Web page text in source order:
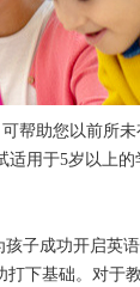
帮助您以前所
用于5岁以上
子成功开启英
下基础。对于